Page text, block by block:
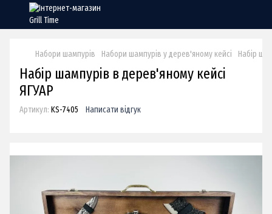
Набори шампурів Набори шампурів у дерев'яному кейсі Набір
Набір шампурів в дерев'яному кейсі
ЯГУАР
Артикул: KS-7405 Написати відгук